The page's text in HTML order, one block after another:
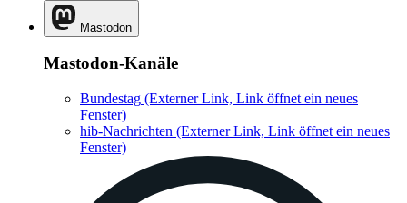
Mastodon
Mastodon-Kanäle
Bundestag (Externer Link, Link öffnet ein neues
Fenster)
hib-Nachrichten (Externer Link, Link öffnet ein neues
Fenster)